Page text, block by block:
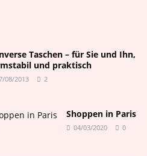
Taschen – für Sie und Ihn,
und praktisch
08/2013 2
Shoppen in Paris
04/03/2020 0